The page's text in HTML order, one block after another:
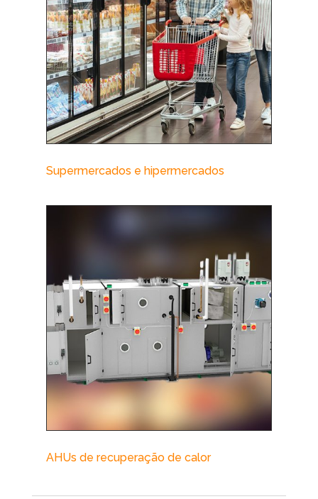
Supermercados e hipermercados
AHUs de recuperação de calor